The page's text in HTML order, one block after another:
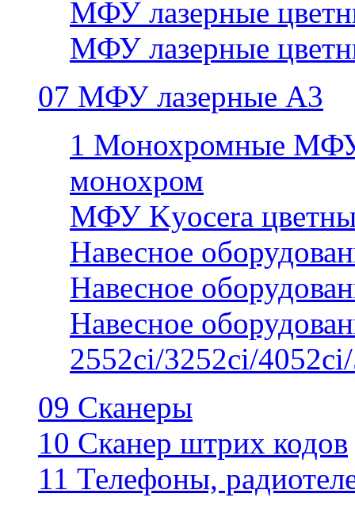
МФУ лазерные
МФУ лазерные
07 МФУ лазерные А3
1 Монохромные
монохром
МФУ Kyocera
Навесное
Навесное
Навесное
2552ci/3252ci/
09 Сканеры
10 Сканер штрих кодов
11 Телефоны,